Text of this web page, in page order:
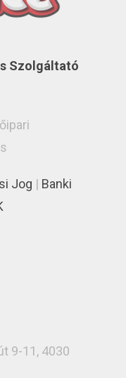
Szolgáltató
Jog | Banki
9-11, 4030